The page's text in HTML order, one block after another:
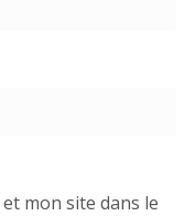
mon site dans le